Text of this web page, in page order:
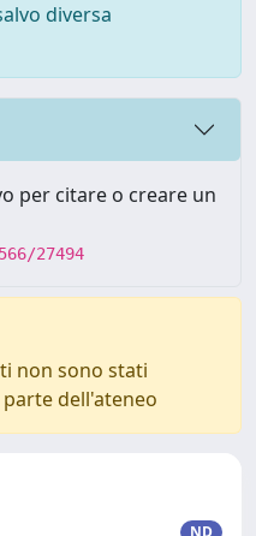
diversa
per citare o creare un
27494
non sono stati
dell'ateneo